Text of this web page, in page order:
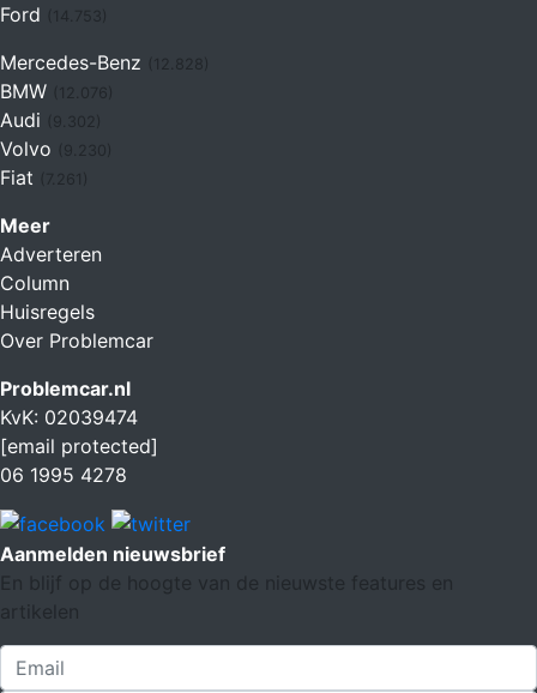
Ford (14.753)
Mercedes-Benz
BMW (12.076)
Audi
Volvo
Fiat (7.261)
Meer
Adverteren
Column
Huisregels
Over Problemcar
Problemcar.nl
KvK: 02039474
[email protected]
06 1995 4278
Aanmelden nieuwsbrief
En blijf op de hoogte van de nieuwste features en
artikelen